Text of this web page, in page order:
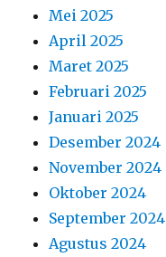
Mei 2025
April 2025
Maret 2025
Februari 2025
Januari 2025
Desember 2024
November 2024
Oktober 2024
September 2024
Agustus 2024